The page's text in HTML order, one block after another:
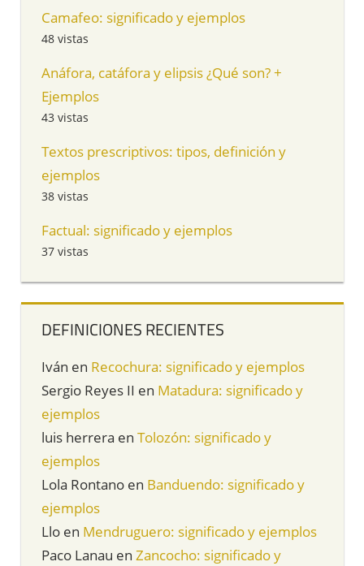
Camafeo: significado y ejemplos
48 vistas
Anáfora, catáfora y elipsis ¿Qué son? +
Ejemplos
43 vistas
Textos prescriptivos: tipos, definición y
ejemplos
38 vistas
Factual: significado y ejemplos
37 vistas
DEFINICIONES RECIENTES
Iván en Recochura: significado y ejemplos
Sergio Reyes II en Matadura: significado y
ejemplos
luis herrera en Tolozón: significado y
ejemplos
Lola Rontano en Banduendo: significado y
ejemplos
Llo en Mendruguero: significado y ejemplos
Paco Lanau en Zancocho: significado y